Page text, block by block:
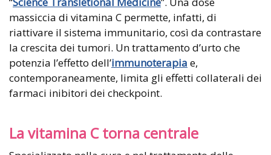
massiccia di vitamina C permette, infatti, di
riattivare il sistema immunitario, così da contrastare
la crescita dei tumori. Un trattamento d’urto che
potenzia l’effetto dell’immunoterapia e,
contemporaneamente, limita gli effetti collaterali dei
farmaci inibitori dei checkpoint.
La vitamina C torna centrale